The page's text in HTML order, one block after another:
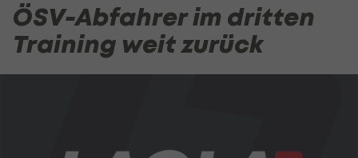
ÖSV-Abfahrer im dritten
Training weit zurück